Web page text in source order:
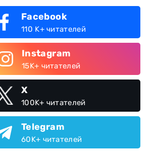
Facebook
110 K+ читателей
Instagram
15K+ читателей
X
100K+ читателей
Telegram
60K+ читателей